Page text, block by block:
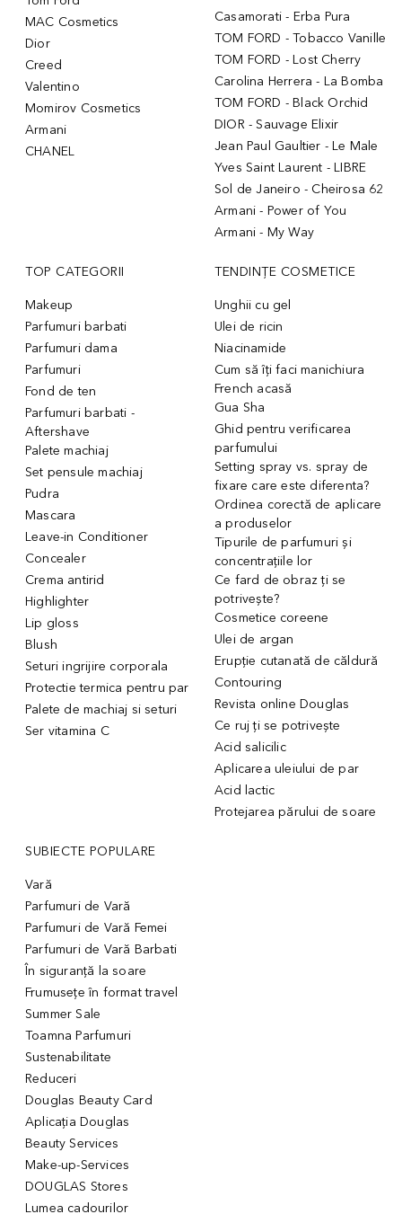
MAC Cosmetics
Dior
Creed
Valentino
Momirov Cosmetics
Armani
CHANEL
Casamorati - Erba Pura
TOM FORD - Tobacco Vanille
TOM FORD - Lost Cherry
Carolina Herrera - La Bomba
TOM FORD - Black Orchid
DIOR - Sauvage Elixir
Jean Paul Gaultier - Le Male
Yves Saint Laurent - LIBRE
Sol de Janeiro - Cheirosa 62
Armani - Power of You
Armani - My Way
TOP CATEGORII
Makeup
Parfumuri barbati
Parfumuri dama
Parfumuri
Fond de ten
Parfumuri barbati -
Aftershave
Palete machiaj
Set pensule machiaj
Pudra
Mascara
Leave-in Conditioner
Concealer
Crema antirid
Highlighter
Lip gloss
Blush
Seturi ingrijire corporala
Protectie termica pentru par
Palete de machiaj si seturi
Ser vitamina C
TENDINȚE COSMETICE
Unghii cu gel
Ulei de ricin
Niacinamide
Cum să îți faci manichiura
French acasă
Gua Sha
Ghid pentru verificarea
parfumului
Setting spray vs. spray de
fixare care este diferenta?
Ordinea corectă de aplicare
a produselor
Tipurile de parfumuri și
concentrațiile lor
Ce fard de obraz ți se
potrivește?
Cosmetice coreene
Ulei de argan
Erupție cutanată de căldură
Contouring
Revista online Douglas
Ce ruj ți se potrivește
Acid salicilic
Aplicarea uleiului de par
Acid lactic
Protejarea părului de soare
SUBIECTE POPULARE
Vară
Parfumuri de Vară
Parfumuri de Vară Femei
Parfumuri de Vară Barbati
În siguranță la soare
Frumusețe în format travel
Summer Sale
Toamna Parfumuri
Sustenabilitate
Reduceri
Douglas Beauty Card
Aplicația Douglas
Beauty Services
Make-up-Services
DOUGLAS Stores
Lumea cadourilor